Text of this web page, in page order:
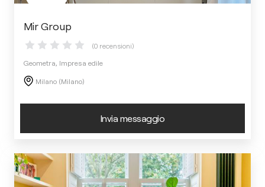
Mir Group
(0 recensioni)
Geometra, Impresa edile
Milano (Milano)
Invia messaggio